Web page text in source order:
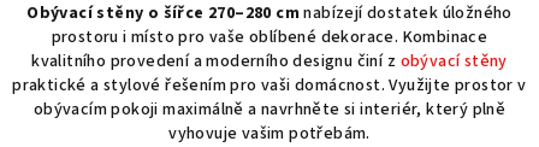
Obývací stěny o šířce 270–280 cm nabízejí dostatek úložného
prostoru i místo pro vaše oblíbené dekorace. Kombinace
kvalitního provedení a moderního designu činí z obývací stěny
praktické a stylové řešením pro vaši domácnost. Využijte prostor v
obývacím pokoji maximálně a navrhněte si interiér, který plně
vyhovuje vašim potřebám.